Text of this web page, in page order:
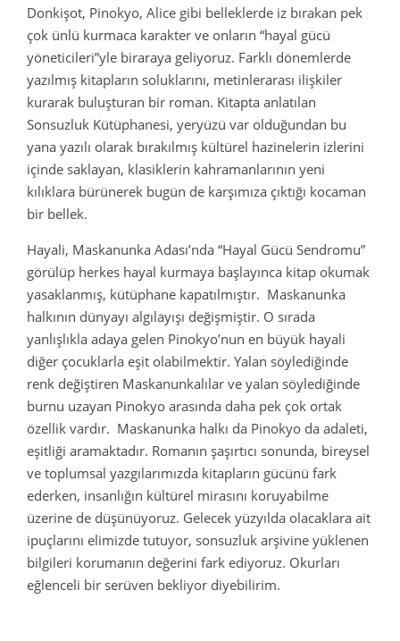
Donkişot, Pinokyo, Alice gibi belleklerde iz bırakan pek
çok ünlü kurmaca karakter ve onların “hayal gücü
yöneticileri”yle biraraya geliyoruz. Farklı dönemlerde
yazılmış kitapların soluklarını, metinlerarası ilişkiler
kurarak buluşturan bir roman. Kitapta anlatılan
Sonsuzluk Kütüphanesi, yeryüzü var olduğundan bu
yana yazılı olarak bırakılmış kültürel hazinelerin izlerini
içinde saklayan, klasiklerin kahramanlarının yeni
kılıklara bürünerek bugün de karşımıza çıktığı kocaman
bir bellek.
Hayali, Maskanunka Adası’nda “Hayal Gücü Sendromu”
görülüp herkes hayal kurmaya başlayınca kitap okumak
yasaklanmış, kütüphane kapatılmıştır. Maskanunka
halkının dünyayı algılayışı değişmiştir. O sırada
yanlışlıkla adaya gelen Pinokyo’nun en büyük hayali
diğer çocuklarla eşit olabilmektir. Yalan söylediğinde
renk değiştiren Maskanunkalılar ve yalan söylediğinde
burnu uzayan Pinokyo arasında daha pek çok ortak
özellik vardır. Maskanunka halkı da Pinokyo da adaleti,
eşitliği aramaktadır. Romanın şaşırtıcı sonunda, bireysel
ve toplumsal yazgılarımızda kitapların gücünü fark
ederken, insanlığın kültürel mirasını koruyabilme
üzerine de düşünüyoruz. Gelecek yüzyılda olacaklara ait
ipuçlarını elimizde tutuyor, sonsuzluk arşivine yüklenen
bilgileri korumanın değerini fark ediyoruz. Okurları
eğlenceli bir serüven bekliyor diyebilirim.